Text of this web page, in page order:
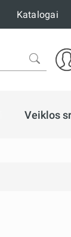
Katalogai
Veiklos